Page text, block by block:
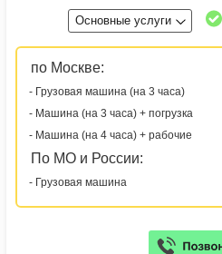
Основные услуги
по Москве:
- Грузовая машина (на 3 часа)
- Машина (на 3 часа) + погрузка
- Машина (на 4 часа) + рабочие
По МО и России:
- Грузовая машина